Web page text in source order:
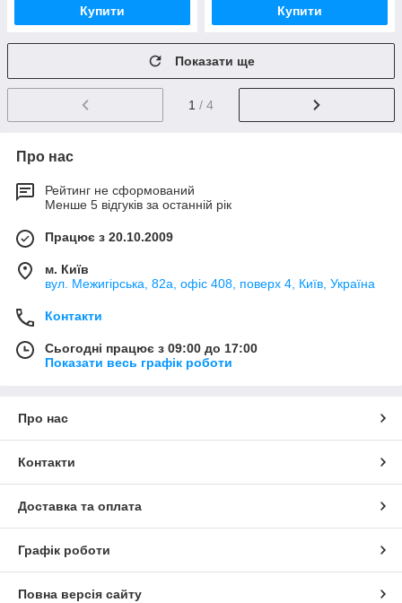
Купити Купити
Показати ще
1 / 4
Про нас
Рейтинг не сформований
Менше 5 відгуків за останній рік
Працює з 20.10.2009
м. Київ
вул. Межигірська, 82а, офіс 408, поверх 4, Київ, Україна
Контакти
Сьогодні працює з 09:00 до 17:00
Показати весь графік роботи
Про нас
Контакти
Доставка та оплата
Графік роботи
Повна версія сайту